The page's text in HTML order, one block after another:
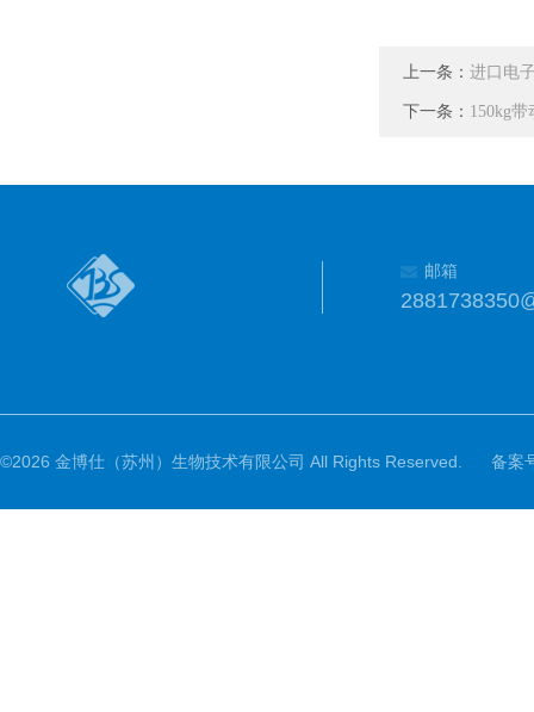
上一条： 进口电
下一条： 150kg
邮箱
©2026 金博仕（苏州）生物技术有限公司 All Rights Reserved. 备案